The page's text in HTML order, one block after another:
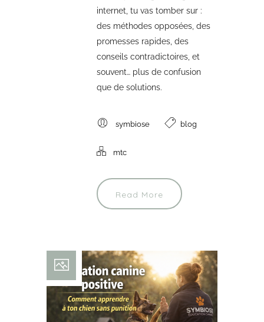
internet, tu vas tomber sur :
des méthodes opposées, des
promesses rapides, des
conseils contradictoires, et
souvent… plus de confusion
que de solutions.
symbiose blog
mtc
Read More